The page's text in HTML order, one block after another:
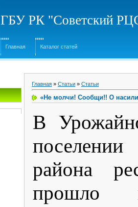
ГБУ РК "Советский
Главная Каталог статей
Главная » Статьи » Статьи
«Не молчи! Сообщи!! О
В
района
прошло